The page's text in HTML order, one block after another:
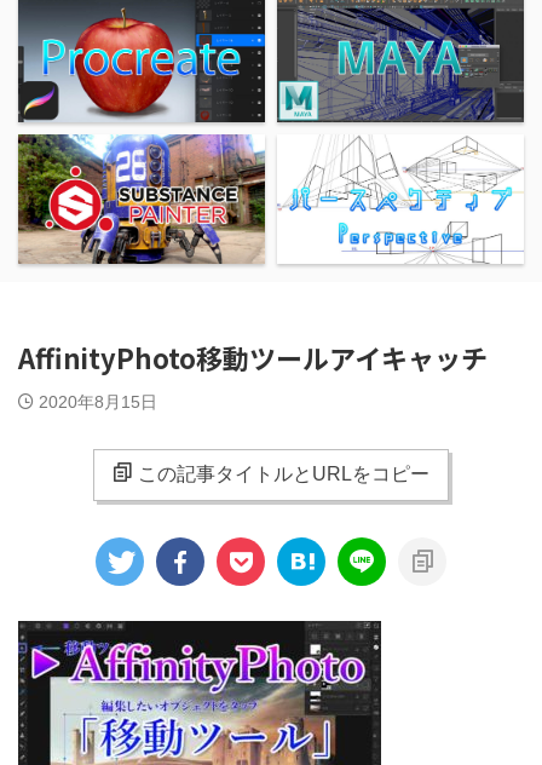
AffinityPhoto移動ツールアイキャッチ
2020年8月15日
この記事タイトルとURLをコピー